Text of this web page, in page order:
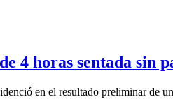
4 horas sentada sin
en el resultado preliminar de